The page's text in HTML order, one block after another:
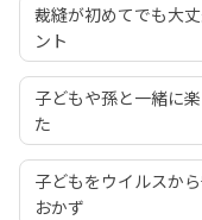
裁縫が初めてでも大
ント
子どもや孫と一緒に
た
子どもをウイルスか
おかず